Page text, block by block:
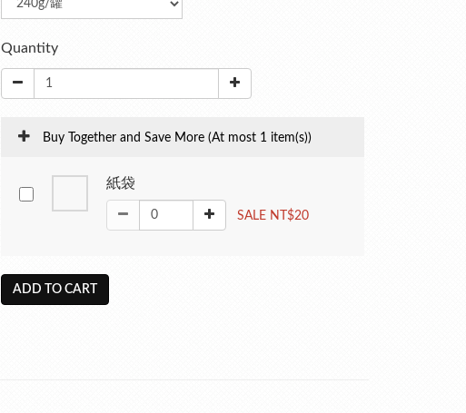
Quantity
Buy Together and Save More (At most 1 item(s))
紙袋
SALE NT$20
ADD TO CART